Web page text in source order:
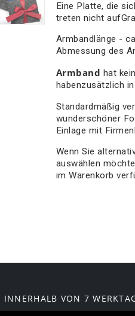
Eine Platte, die
treten nicht
Armbandlänge -
Abmessung des
Armband hat
habenzusätzlich
Standardmäßig
wunderschöner
Einlage mit
Wenn Sie
auswählen
im Warenkorb
INNERHALB VON 7